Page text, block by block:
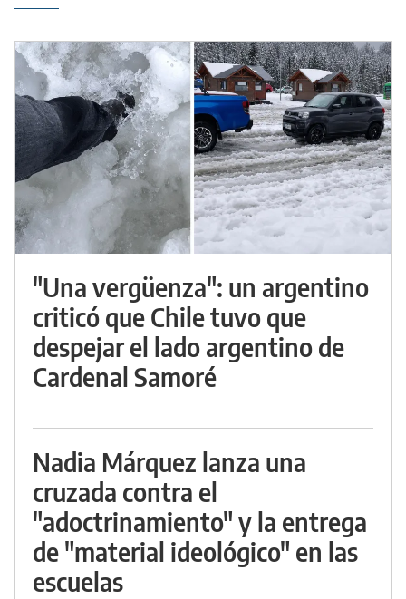
"Una vergüenza": un argentino
criticó que Chile tuvo que
despejar el lado argentino de
Cardenal Samoré
Nadia Márquez lanza una
cruzada contra el
"adoctrinamiento" y la entrega
de "material ideológico" en las
escuelas